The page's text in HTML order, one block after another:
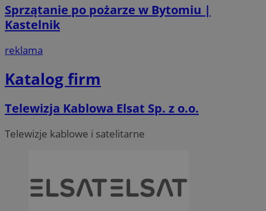
Sprzątanie po pożarze w Bytomiu |
Kastelnik
reklama
Katalog firm
Telewizja Kablowa Elsat Sp. z o.o.
Telewizje kablowe i satelitarne